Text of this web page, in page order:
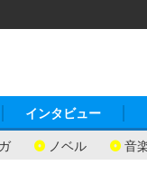
ノベル 音
インタビュー